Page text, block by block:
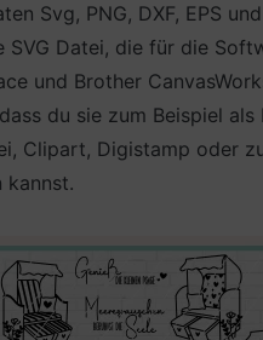
Svg, PNG, DXF, EPS
SVG Datei, die für die
und Brother
du sie zum Beispiel
Clipart, Digistamp oder
kannst.